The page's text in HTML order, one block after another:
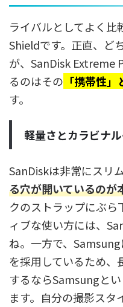
ライバルとしてよく
Shieldです。正直、ど
が、SanDisk Extreme
るのはその 「携帯性」
す。
軽量さとカラビナ
SanDiskは非常にスリ
る穴が開いているのが
クのストラップにぶら
ィブな使い方には、
ね。一方で、
を採用しているため、
するならSamsungと
ます。自分の撮影ス